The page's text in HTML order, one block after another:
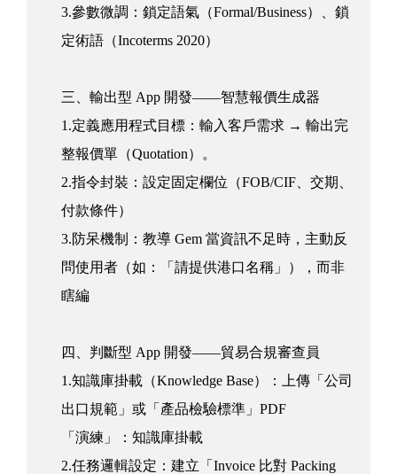
3.參數微調：鎖定語氣（Formal/Business）、鎖
定術語（Incoterms 2020）
三、輸出型 App 開發——智慧報價生成器
1.定義應用程式目標：輸入客戶需求 → 輸出完
整報價單（Quotation）。
2.指令封裝：設定固定欄位（FOB/CIF、交期、
付款條件）
3.防呆機制：教導 Gem 當資訊不足時，主動反
問使用者（如：「請提供港口名稱」），而非
瞎編
四、判斷型 App 開發——貿易合規審查員
1.知識庫掛載（Knowledge Base）：上傳「公司
出口規範」或「產品檢驗標準」PDF
「演練」：知識庫掛載
2.任務邏輯設定：建立「Invoice 比對 Packing